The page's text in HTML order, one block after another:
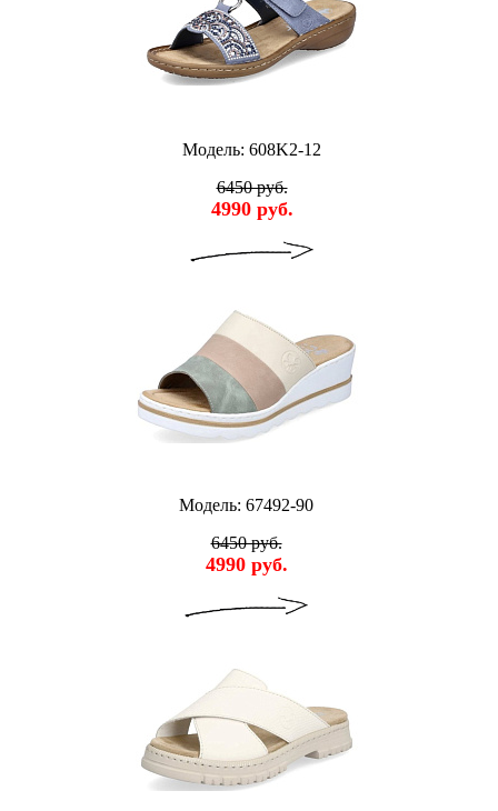
Модель: 608K2-12
6450 руб.
4990 руб.
Модель: 67492-90
6450 руб.
4990 руб.